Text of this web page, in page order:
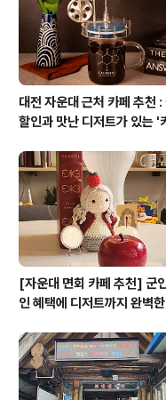
이라는 친구를 리더로 믿고 함께
로써도 좋아하는 이유..
대전 자운대 근처 카페 추천 :
할인과 맛난 디저트가 있는 '
[자운대 면회 카페 추천] 군
인 혜택에 디저트까지 완벽